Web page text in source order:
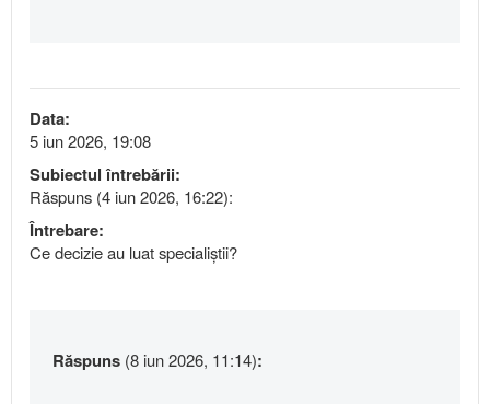
Data:
5 iun 2026, 19:08
Subiectul întrebării:
Răspuns (4 iun 2026, 16:22):
Întrebare:
Ce decizie au luat specialiștii?
Răspuns (8 iun 2026, 11:14):